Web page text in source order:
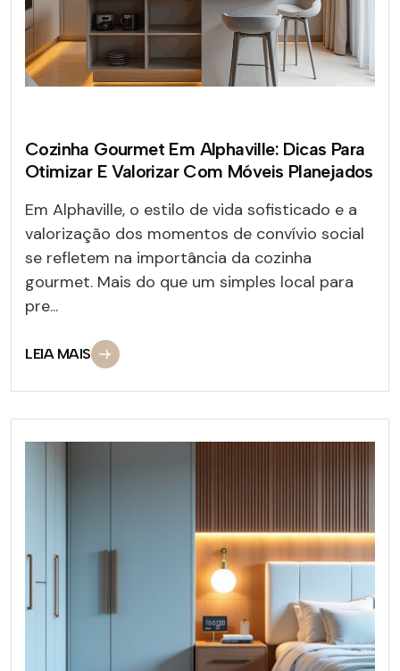
Cozinha Gourmet Em Alphaville: Dicas Para
Otimizar E Valorizar Com Móveis Planejados
Em Alphaville, o estilo de vida sofisticado e a
valorização dos momentos de convívio social
se refletem na importância da cozinha
gourmet. Mais do que um simples local para
pre...
LEIA MAIS